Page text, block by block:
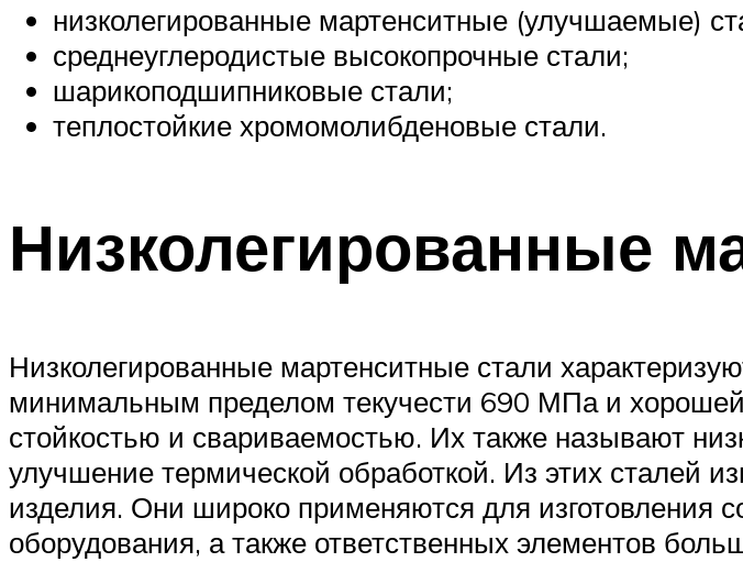
низколегированные мартенситные (улучшаемые)
среднеуглеродистые высокопрочные стали;
шарикоподшипниковые стали;
теплостойкие хромомолибденовые стали.
Низколегированные
Низколегированные мартенситные стали
минимальным пределом текучести 690 МПа и
стойкостью и свариваемостью. Их также называют
улучшение термической обработкой. Из этих сталей
изделия. Они широко применяются для изготовления
оборудования, а также ответственных элементов